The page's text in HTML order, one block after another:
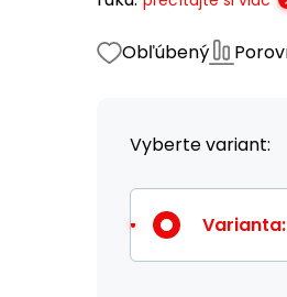
Obľúbený
Vyberte variant:
Varianta: